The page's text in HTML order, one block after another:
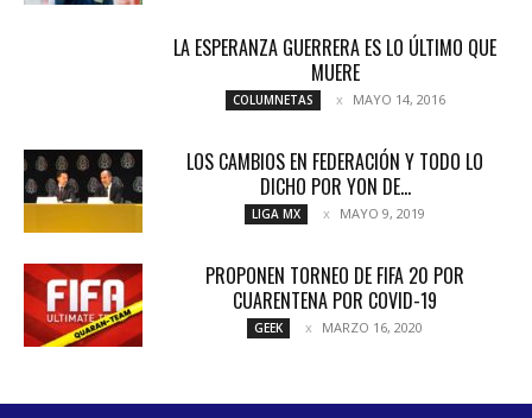
LA ESPERANZA GUERRERA ES LO ÚLTIMO QUE
MUERE
COLUMNETAS MAYO 14, 2016
LOS CAMBIOS EN FEDERACIÓN Y TODO LO
DICHO POR YON DE...
LIGA MX MAYO 9, 2019
PROPONEN TORNEO DE FIFA 20 POR
CUARENTENA POR COVID-19
GEEK MARZO 16, 2020